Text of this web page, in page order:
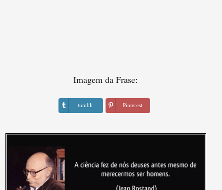
Imagem da Frase:
tumblr Pinterest